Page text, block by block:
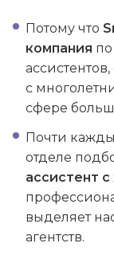
Потому что
компания
с
сфере
Почти
отделе
ассистент
выделяет
агентств.